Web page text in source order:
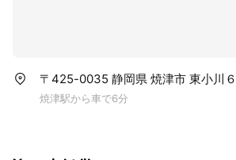
〒425-0035 静岡県 焼津市 東小川
焼津駅から車で6分